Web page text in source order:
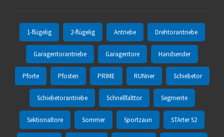
1-flügelig 2-flügelig Antriebe Drehtorantriebe
Garagentorantriebe Garagentore Handsender
Pforte Pfosten PRIME RUNner Schiebetor
Schiebetorantriebe Schnellfalttor Segmente
Sektionaltore Sommer Sportzaun STArter S2